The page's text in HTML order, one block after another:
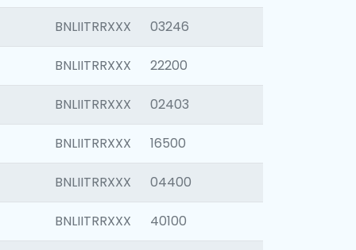
BNLIITRRXXX 03246
BNLIITRRXXX 22200
BNLIITRRXXX 02403
BNLIITRRXXX 16500
BNLIITRRXXX 04400
BNLIITRRXXX 40100